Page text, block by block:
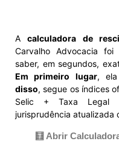
Acalculadora de
Carvalho Advocacia
saber, em segundos,
Em primeiro lugar,
disso, segue os índices
Selic + Taxa Legal
jurisprudência atualizada
🧮 Abrir